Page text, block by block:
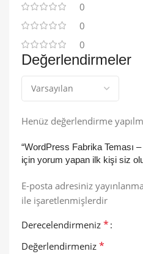
0
0
0
Değerlendirmeler
Henüz değerlendirme
“WordPress Fabrika Teması
için yorum yapan ilk kişi siz
E-posta adresiniz
ile işaretlenmişlerdir
Derecelendirmeniz *
Değerlendirmeniz *